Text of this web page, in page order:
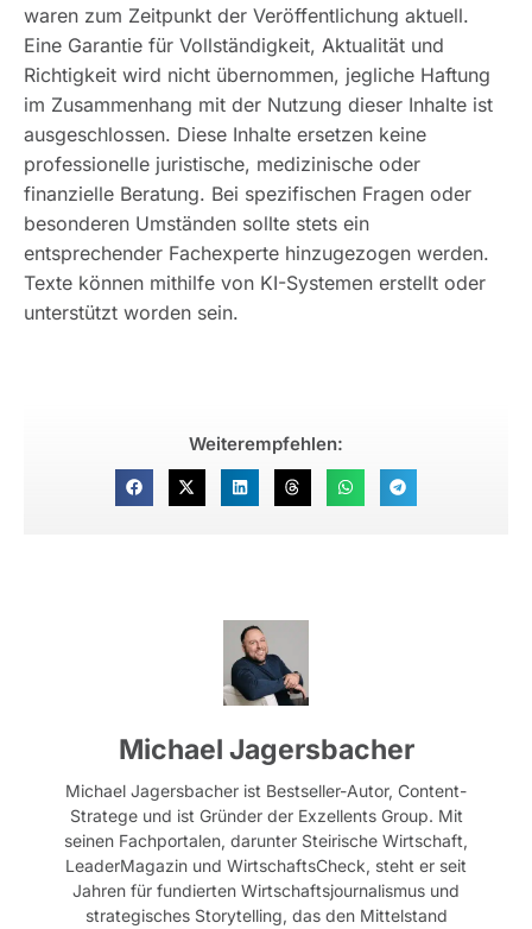
waren zum Zeitpunkt der Veröffentlichung aktuell.
Eine Garantie für Vollständigkeit, Aktualität und
Richtigkeit wird nicht übernommen, jegliche Haftung
im Zusammenhang mit der Nutzung dieser Inhalte ist
ausgeschlossen. Diese Inhalte ersetzen keine
professionelle juristische, medizinische oder
finanzielle Beratung. Bei spezifischen Fragen oder
besonderen Umständen sollte stets ein
entsprechender Fachexperte hinzugezogen werden.
Texte können mithilfe von KI-Systemen erstellt oder
unterstützt worden sein.
Weiterempfehlen:
Michael Jagersbacher
Michael Jagersbacher ist Bestseller-Autor, Content-
Stratege und ist Gründer der Exzellents Group. Mit
seinen Fachportalen, darunter Steirische Wirtschaft,
LeaderMagazin und WirtschaftsCheck, steht er seit
Jahren für fundierten Wirtschaftsjournalismus und
strategisches Storytelling, das den Mittelstand